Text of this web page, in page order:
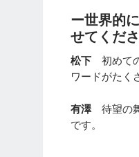
ー世界的
せてくださ
松下 初めて
ワードがたく
有澤待望の舞
です。